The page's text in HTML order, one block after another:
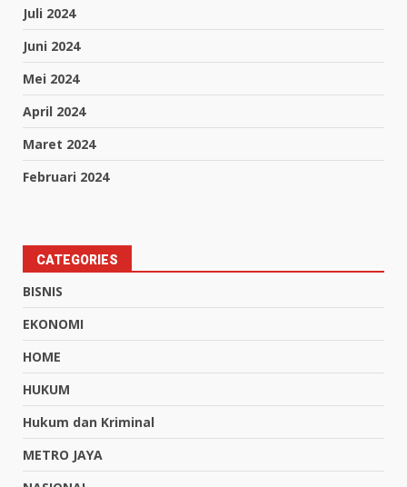
Juli 2024
Juni 2024
Mei 2024
April 2024
Maret 2024
Februari 2024
CATEGORIES
BISNIS
EKONOMI
HOME
HUKUM
Hukum dan Kriminal
METRO JAYA